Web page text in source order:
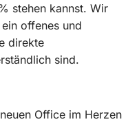
stehen kannst. Wir
offenes und
direkte
sind.
Office im Herzen